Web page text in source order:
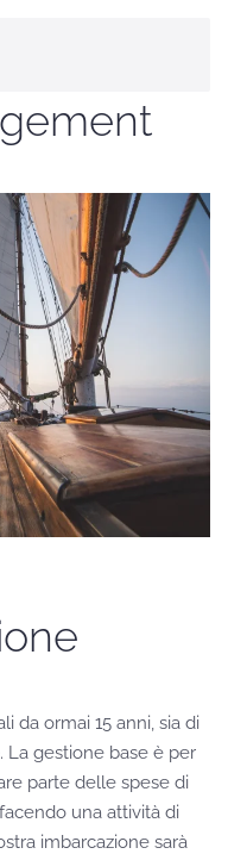
da ormai 15 anni, sia di
La gestione base è per
parte delle spese di
una attività di
imbarcazione sarà